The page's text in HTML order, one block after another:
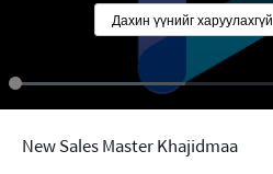
Дахин үүнийг харуулахгүй
New Sales Master Khajidmaa